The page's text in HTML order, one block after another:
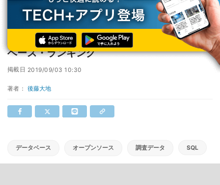
TECH+ 企業IT
開発/エンジニア
SQL Server以外のトップ5が増加 - 9月データベース・ランキング
SQL Server以外のトップ5が増加 - 9月データ
ベース・ランキング
掲載日 2019/09/03 10:30
著者： 後藤大地
データベース オープンソース 調査データ SQL